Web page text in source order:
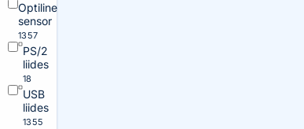
Optiline
sensor
1357
PS/2
liides
18
USB
liides
1355